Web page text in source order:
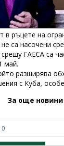
в ръцете на
са насочени
ГАЕСА са
май.
разширява
с Куба,
За още
0